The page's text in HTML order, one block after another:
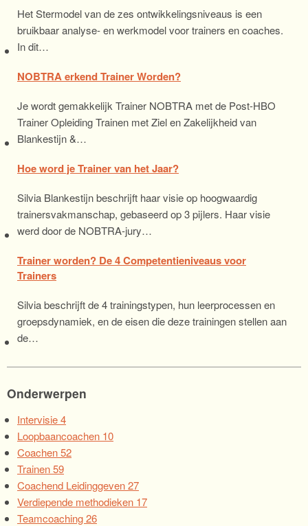
Het Stermodel van de zes ontwikkelingsniveaus is een
bruikbaar analyse- en werkmodel voor trainers en coaches.
In dit…
NOBTRA erkend Trainer Worden?
Je wordt gemakkelijk Trainer NOBTRA met de Post-HBO
Trainer Opleiding Trainen met Ziel en Zakelijkheid van
Blankestijn &…
Hoe word je Trainer van het Jaar?
Silvia Blankestijn beschrijft haar visie op hoogwaardig
trainersvakmanschap, gebaseerd op 3 pijlers. Haar visie
werd door de NOBTRA-jury…
Trainer worden? De 4 Competentieniveaus voor
Trainers
Silvia beschrijft de 4 trainingstypen, hun leerprocessen en
groepsdynamiek, en de eisen die deze trainingen stellen aan
de…
Onderwerpen
Intervisie4
Loopbaancoachen 10
Coachen52
Trainen59
Coachend Leidinggeven27
Verdiepende methodieken 17
Teamcoaching26